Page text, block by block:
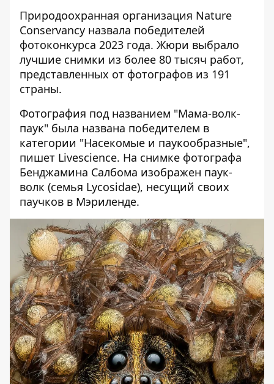
Природоохранная организация Nature
Conservancy назвала победителей
фотоконкурса 2023 года. Жюри выбрало
лучшие снимки из более 80 тысяч работ,
представленных от фотографов из 191
страны.
Фотография под названием "Мама-волк-
паук" была названа победителем в
категории "Насекомые и паукообразные",
пишет Livescience. На снимке фотографа
Бенджамина Салбома изображен паук-
волк (семья Lycosidae), несущий своих
паучков в Мэриленде.